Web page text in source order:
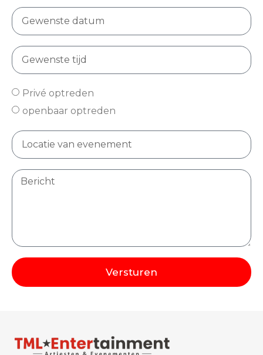
Privé optreden
openbaar optreden
Versturen